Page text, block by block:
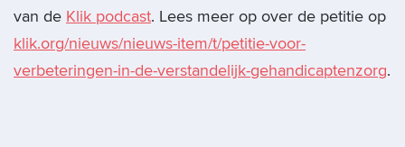
van de Klik podcast. Lees meer op over de petitie op
klik.org/nieuws/nieuws-item/t/petitie-voor-
verbeteringen-in-de-verstandelijk-gehandicaptenzorg.